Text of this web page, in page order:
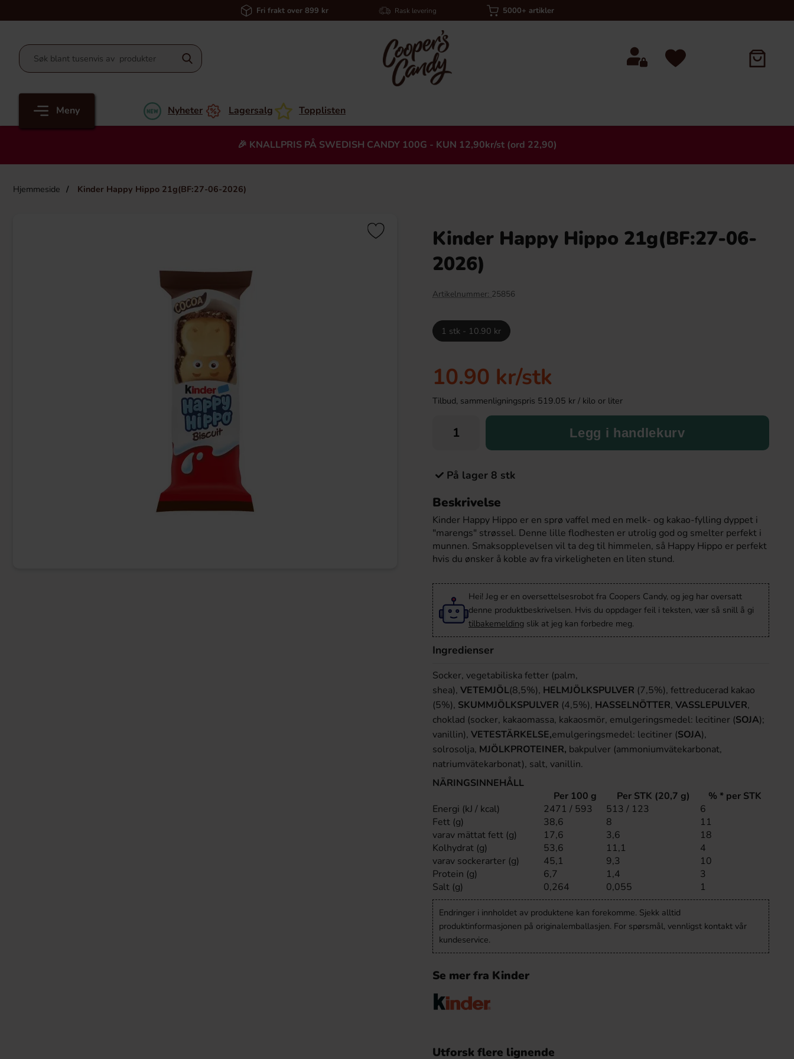
Fri frakt over 899 kr Rask levering 5000+ artikler
Meny Nyheter Lagersalg Topplisten
🎉 KNALLPRIS PÅ SWEDISH CANDY 100G - KUN 12,90kr/st (ord 22,90)
Hjemmeside Kinder Happy Hippo 21g(BF:27-06-2026)
Heading
Arla Mjukglassmix Laktosfri 2L
Köp
Trolli Red Fruits Mini Rings 100g Dsito Black and Red Berries 1kg
Kinder Happy Hippo 21g(BF:27-06-
2026)
Artikelnummer: 25856
1 stk - 10.90 kr
10.90 kr/stk
Tilbud, sammenligningspris 519.05 kr / kilo or liter
Legg i handlekurv
På lager 8 stk
Beskrivelse
Kinder Happy Hippo er en sprø vaffel med en melk- og kakao-fylling dyppet i
"marengs" strøssel. Denne lille flodhesten er utrolig god og smelter perfekt i
munnen. Smaksopplevelsen vil ta deg til himmelen, så Happy Hippo er perfekt
hvis du ønsker å koble av fra virkeligheten en liten stund.
Hei! Jeg er en oversettelsesrobot fra Coopers Candy, og jeg har oversatt
denne produktbeskrivelsen. Hvis du oppdager feil i teksten, vær så snill å gi
tilbakemelding slik at jeg kan forbedre meg.
Ingredienser
Socker, vegetabiliska fetter (palm,
shea), VETEMJÖL(8,5%), HELMJÖLKSPULVER (7,5%), fettreducerad kakao
(5%), SKUMMJÖLKSPULVER (4,5%), HASSELNÖTTER, VASSLEPULVER,
choklad (socker, kakaomassa, kakaosmör, emulgeringsmedel: lecitiner (SOJA);
vanillin), VETESTÄRKELSE,emulgeringsmedel: lecitiner (SOJA),
solrosolja, MJÖLKPROTEINER, bakpulver (ammoniumvätekarbonat,
natriumvätekarbonat), salt, vanillin.
NÄRINGSINNEHÅLL
Per 100 g
Per STK (20,7 g)
% * per STK
Energi (kJ / kcal)
2471 / 593 513 / 123
6
Fett (g)
38,6 8
11
varav mättat fett (g)
17,6 3,6
18
Kolhydrat (g)
53,6 11,1
4
varav sockerarter (g)
45,1 9,3
10
Protein (g)
6,7 1,4
3
Salt (g)
0,264 0,055 1
Endringer i innholdet av produktene kan forekomme. Sjekk alltid
produktinformasjonen på originalemballasjen. For spørsmål, vennligst kontakt vår
kundeservice.
Se mer fra Kinder
Utforsk flere lignende